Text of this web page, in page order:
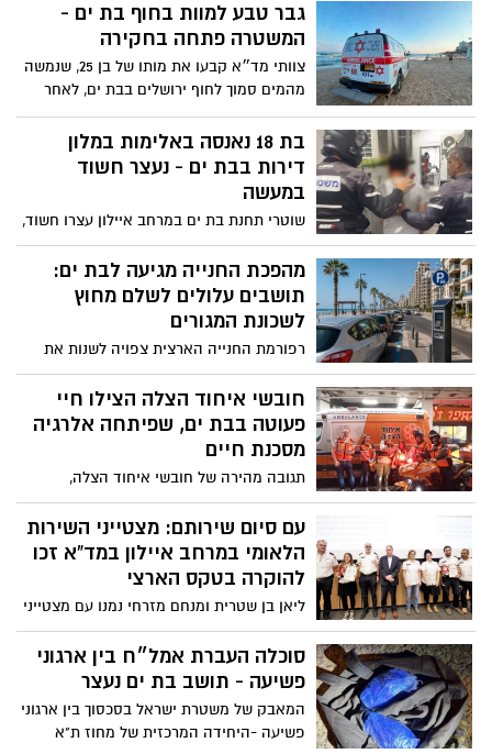
שנתפסו בתשעה סניפי רשת "מרכז
ההחלקות", מזהיר משרד הבריאות מפני
שימוש במוצרי החלקה ושמפו שאינם רשומים
כחוק. בחלק מהמוצרים נמצאה חומצה
- חומר המוגדר כמסרטן
גבר טבע למוות בחוף בת ים -
המשטרה פתחה בחקירה
צוותי מד״א קבעו את מותו של בן 25, שנמשה
מהמים סמוך לחוף ירושלים בבת ים, לאחר
טביעה
בת 18 נאנסה באלימות במלון
דירות בבת ים - נעצר חשוד
במעשה
שוטרי תחנת בת ים במרחב איילון עצרו חשוד,
תושב בת ים, בחשד לביצוע אונס אלים שארע
זמן קצר קודם לכן בצעירה בת 18 במלון דירות
בעיר; בהתאם לממצאי החקירה תבקש
המשטרה להאריך את מעצרו בבית המשפט
מהפכת החנייה מגיעה לבת ים:
תושבים עלולים לשלם מחוץ
לשכונת המגורים
רפורמת החנייה הארצית צפויה לשנות את
הכללים גם בבת ים. החל מ-2027 תושבי העיר
עשויים ליהנות מחנייה חינם רק באזור
מגוריהם
חובשי איחוד הצלה הצילו חיי
פעוטה בבת ים, שפיתחה אלרגיה
מסכנת חיים
תגובה מהירה של חובשי איחוד הצלה,
לקריאה על בת שנה ושבעה חודשים,
שפיתחה תגובה אלרגית חריפה לאגוזים -
הציל את חייה
עם סיום שירותם: מצטייני השירות
הלאומי במרחב איילון במד”א זכו
להוקרה בטקס הארצי
ליאן בן שטרית ומנחם מזרחי נמנו עם מצטייני
מרחב איילון, בטקס חגיגי שנערך לכ-320 בני
ובנות השירות הלאומי שסיימו את שירותם
במד”א
סוכלה העברת אמל״ח בין ארגוני
פשיעה - תושב בת ים נעצר
המאבק של משטרת ישראל בסכסוך בין ארגוני
פשיעה -היחידה המרכזית של מחוז ת"א